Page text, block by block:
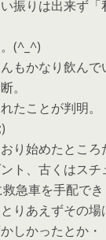
振りは出来ず「
(^_^)
もかなり飲んで
。
たことが判明。
り始めたところ
ト、古くはス
急車を手配で
りあえずその場
しかったとか・